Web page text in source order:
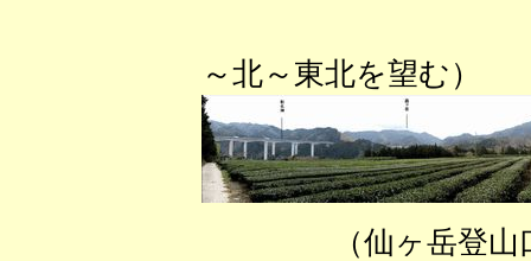
～北～東北を望む）
（仙ヶ岳登山